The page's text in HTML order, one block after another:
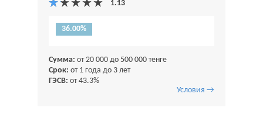
36.00%
Сумма: от 20 000 до 500 000 тенге
Срок: от 1 года до 3 лет
ГЭСВ: от 43.3%
Условия →